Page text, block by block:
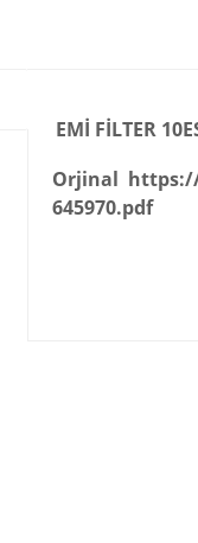
EMİ FİLTER
Orjinal https://
645970.pdf